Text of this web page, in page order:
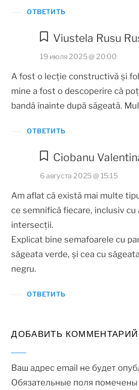
ОТВЕТИТЬ
Viustela Rusu
19 июля 2025 @ 20:00
A fost o lecție constructivă și
mine a fost o descoperire că
bandă înainte după săgeată.
ОТВЕТИТЬ
Ciobanu
6 августа 2025 @ 15:15
Am aflat că există mai multe
ce semnifică fiecare, inclusiv cu
intersecții.
Explicat bine semafoarele cu
săgeata verde, și cea cu
negru.
ОТВЕТИТЬ
ДОБАВИТЬ КОММЕНТАРИЙ
Ваш адрес email не будет
Обязательные поля